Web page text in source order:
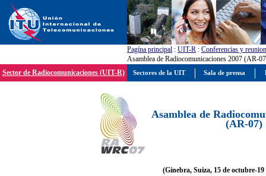
Pagína principal : UIT-R : Conferencias y
Asamblea de Radiocomunicaciones 2007 (AR-
Sector de Radiocomunicaciones (UIT-R)
Asamblea de
(AR-07)
(Ginebra, Suiza, 15 de octubre-19
Sectores de la UIT Sala de prensa